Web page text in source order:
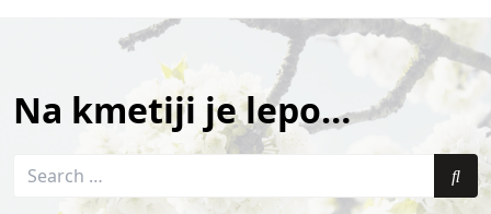
Na kmetiji je lepo…
Search